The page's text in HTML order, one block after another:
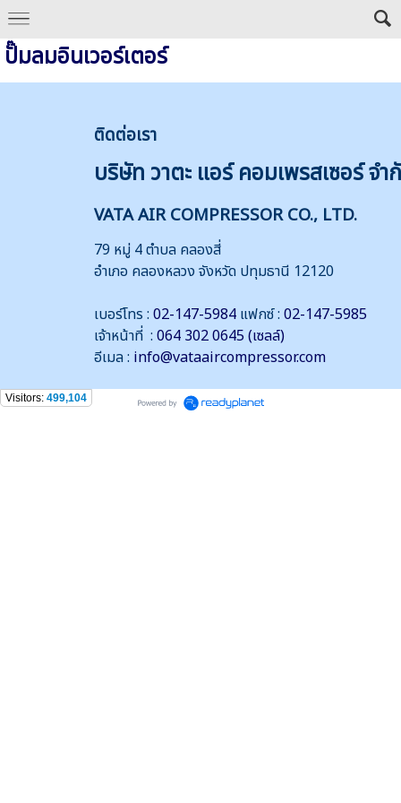
ปั๊มลมอินเวอร์เตอร์
ติดต่อเรา
บริษัท วาตะ แอร์ คอมเพรสเซอร์ จำ
VATA AIR COMPRESSOR CO., LTD.
79 หมู่ 4 ตำบล คลองสี่
อำเภอ คลองหลวง จังหวัด ปทุมธานี 12120
เบอร์โทร : 02-147-5984 แฟกซ์ : 02-147-5985
เจ้าหน้าที่ : 064 302 0645 (เซลล์)
อีเมล : info@vataaircompressor.com
Visitors: 499,104